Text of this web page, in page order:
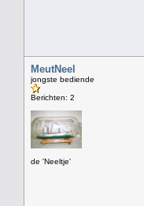
MeutNeel
jongste bediende
Berichten: 2
de 'Neeltje'